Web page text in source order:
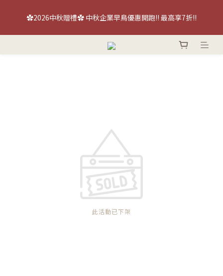
【喜餅優惠】免費『台北/台中』喜餅現場品鑑試吃～立即預約！
✿2026中秋贈禮✿ 中秋企業早鳥優惠開跑!! 最高享7折!!
【喜餅優惠】免費『台北/台中』喜餅現場品鑑試吃～立即預約！
此活動已下架